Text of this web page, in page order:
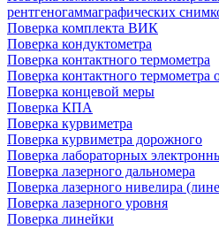
рентгеногаммаграфических
Поверка комплекта ВИК
Поверка кондуктометра
Поверка контактного термометра
Поверка контактного термометра
Поверка концевой меры
Поверка КПА
Поверка курвиметра
Поверка курвиметра дорожного
Поверка лабораторных
Поверка лазерного дальномера
Поверка лазерного нивелира
Поверка лазерного уровня
Поверка линейки